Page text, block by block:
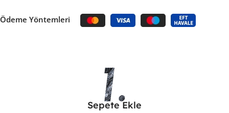
Ödeme Yöntemleri
Sepete Ekle